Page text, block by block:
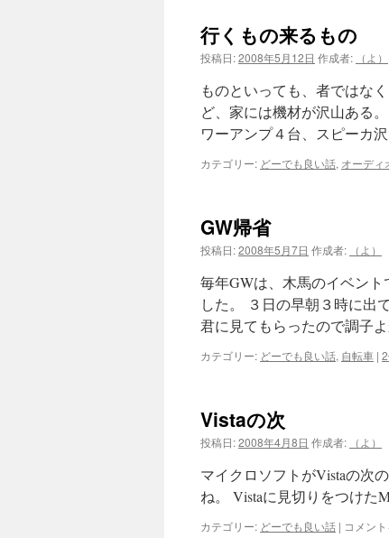
き
は
行くもの来るもの
投稿日:2008年5月12日 作成者: （よ）
ものといっても、者ではな
ど、家には機材が沢山ある
ワーアンプ４台、スピーカ
カテゴリー: どーでも良い話, オーディ
GW帰省
投稿日:2008年5月7日 作成者: （よ）
毎年GWは、木馬のイベン
した。 ３日の早朝３時に出
君に見てもらったので調子
カテゴリー: どーでも良い話, 自転車 |
Vistaの次
投稿日:2008年4月8日 作成者: （よ）
マイクロソフトがVistaの次
ね。 Vistaに見切りをつけた
カテゴリー: どーでも良い話 | Vista
コメン